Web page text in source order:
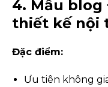
4. Mẫu blog
thiết kế nội
Đặc điểm:
Ưu tiên không